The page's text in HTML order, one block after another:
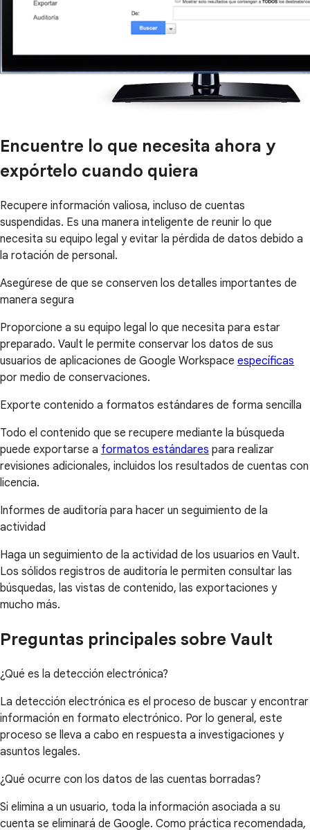
Encuentre lo que necesita ahora y
expórtelo cuando quiera
Recupere información valiosa, incluso de cuentas
suspendidas. Es una manera inteligente de reunir lo que
necesita su equipo legal y evitar la pérdida de datos debido a
la rotación de personal.
Asegúrese de que se conserven los detalles importantes de
manera segura
Proporcione a su equipo legal lo que necesita para estar
preparado. Vault le permite conservar los datos de sus
usuarios de aplicaciones de Google Workspace específicas
por medio de conservaciones.
Exporte contenido a formatos estándares de forma sencilla
Todo el contenido que se recupere mediante la búsqueda
puede exportarse a formatos estándares para realizar
revisiones adicionales, incluidos los resultados de cuentas con
licencia.
Informes de auditoría para hacer un seguimiento de la
actividad
Haga un seguimiento de la actividad de los usuarios en Vault.
Los sólidos registros de auditoría le permiten consultar las
búsquedas, las vistas de contenido, las exportaciones y
mucho más.
Preguntas principales sobre Vault
¿Qué es la detección electrónica?
La detección electrónica es el proceso de buscar y encontrar
información en formato electrónico. Por lo general, este
proceso se lleva a cabo en respuesta a investigaciones y
asuntos legales.
¿Qué ocurre con los datos de las cuentas borradas?
Si elimina a un usuario, toda la información asociada a su
cuenta se eliminará de Google. Como práctica recomendada,